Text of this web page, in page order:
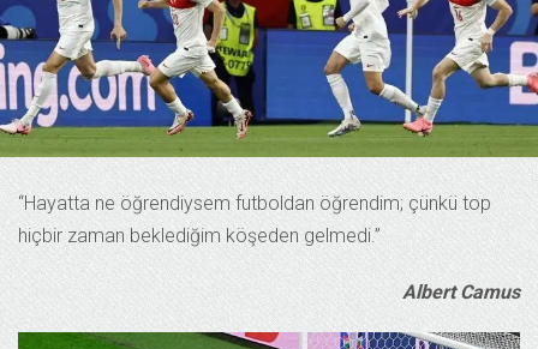
“Hayatta ne öğrendiysem futboldan öğrendim; çünkü top
hiçbir zaman beklediğim köşeden gelmedi.”
Albert Camus